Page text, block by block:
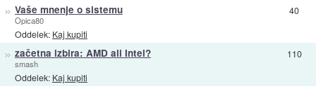
» Vaše mnenje o sistemu
Opica80
Oddelek: Kaj kupiti
40
» začetna izbira: AMD ali Intel?
smash
Oddelek: Kaj kupiti
110